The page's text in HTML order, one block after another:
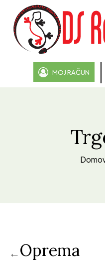
MOJ RAČUN
←Oprema